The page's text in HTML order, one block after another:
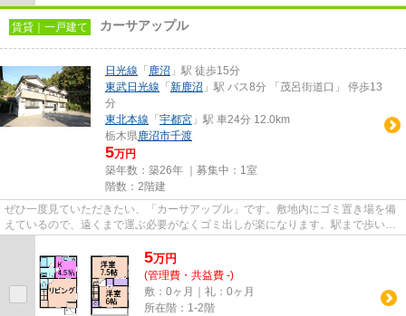
賃貸｜一戸建て カーサアップル
日光線 「 鹿沼 」駅 徒歩15分
東武日光線 「 新鹿沼 」駅 バス8分 「茂呂街道口」 停歩13
分
東北本線 「 宇都宮 」駅 車24分 12.0km
栃木県鹿沼市千渡
5万円
築年数：築26年 ｜募集中： 1室
階数：2階建
ぜひ一度見ていただきたい、「カーサアップル」です。敷地内にゴミ置き場を備
えているので、遠くまで運ぶ必要がなくゴミ出しが楽になります。駅まで歩いて
5万円
(管理費・共益費 -)
敷：0ヶ月｜礼：0ヶ月
所在階：1-2階